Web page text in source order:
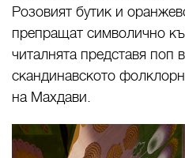
Розовият бутик и
препращат символично
читалнята представя поп
скандинавското
на Махдави.